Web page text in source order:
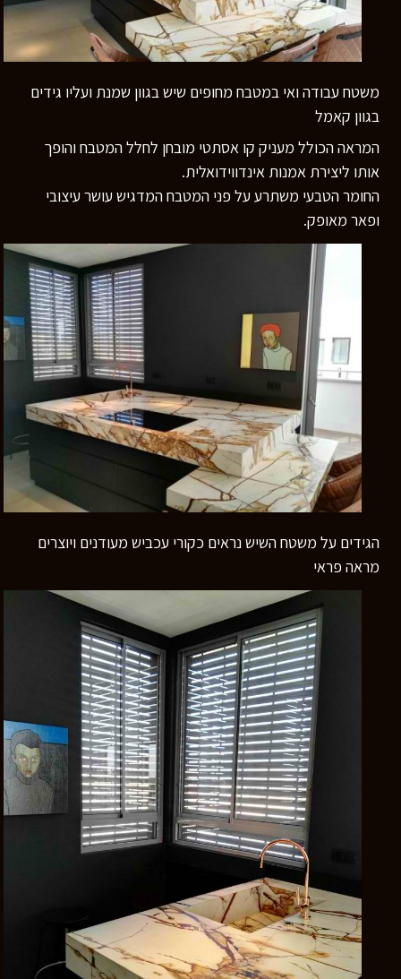
משטח עבודה ואי במטבח מחופים שיש בגוון שמנת ועליו גידים
בגוון קאמל
המראה הכולל מעניק קו אסתטי מובחן לחלל המטבח והופך
אותו ליצירת אמנות אינדווידואלית.
החומר הטבעי משתרע על פני המטבח המדגיש עושר עיצובי
ופאר מאופק.
הגידים על משטח השיש נראים כקורי עכביש מעודנים ויוצרים
מראה פראי